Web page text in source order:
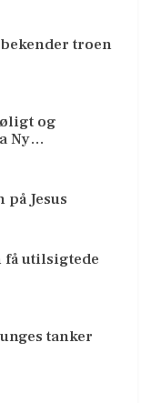
troen
og
Ny…
Jesus
få utilsigtede
tanker